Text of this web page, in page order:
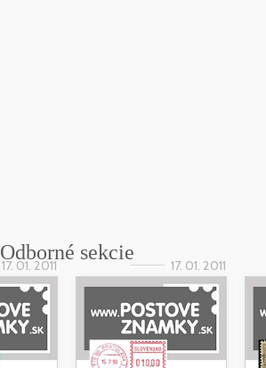
Odborné sekcie
17. 01. 2011 17. 01. 2011